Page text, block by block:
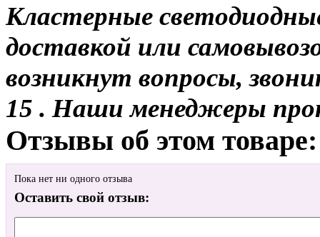
Кластерные
доставкой или
возникнут вопросы,
15 . Наши менеджеры
Отзывы об этом товаре:
Пока нет ни одного отзыва
Оставить свой отзыв: